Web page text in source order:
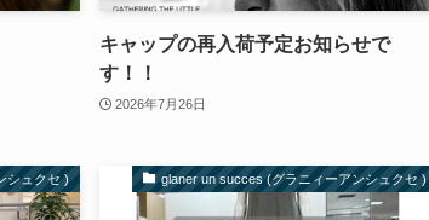
キャップの再入荷予定お知らせで
す！！
2026年7月26日
シュクセ ) glaner un succes (グラニィーアンシュクセ )